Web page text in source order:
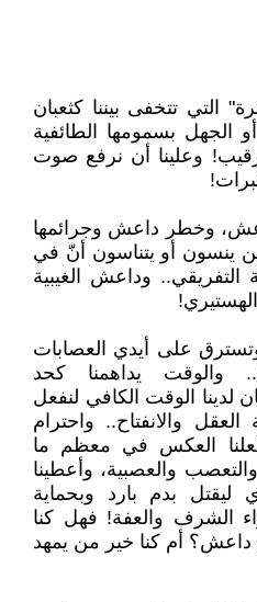
التي تتخفى بيننا كثعبان
أو الجهل بسمومها الطائفية
وعلينا أن نرفع صوت
وخطر داعش وجرائمها
ينسون أو يتناسون أنّ في
وداعش الغيبية
على أيدي العصابات
والوقت يداهمنا كحد
لدينا الوقت الكافي لنفعل
والانفتاح.. واحترام
فعلنا العكس في معظم ما
والعصبية، وأعطينا
ليقتل بدم بارد وبحماية
الشرف والعفة! فهل كنا
داعش؟ أم كنا خير من يمهد